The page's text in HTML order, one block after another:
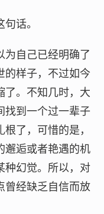
话。
为自己已经明确了
的样子，不过如今
了。不知几时，大
找到一个过一辈子
了，可惜的是，
邂逅或者艳遇的机
种幻觉。所以，对
曾经缺乏自信而放